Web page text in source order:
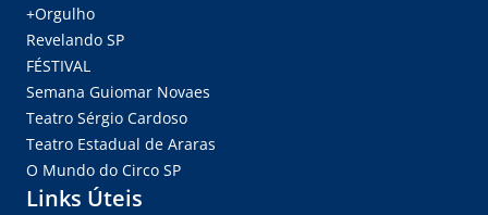
+Orgulho
Revelando SP
FÉSTIVAL
Semana Guiomar Novaes
Teatro Sérgio Cardoso
Teatro Estadual de Araras
O Mundo do Circo SP
Links Úteis